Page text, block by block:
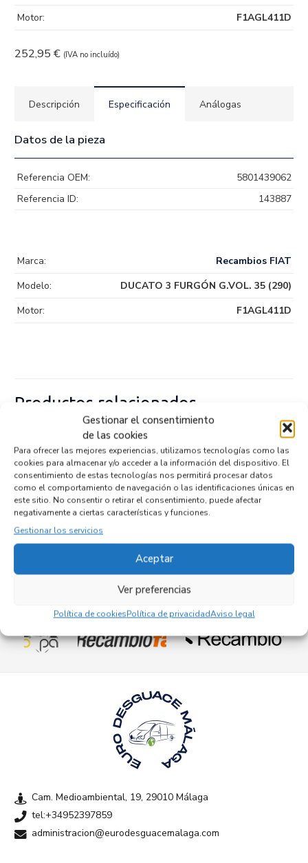
Gestionar el consentimiento
de las cookies
Para ofrecer las mejores experiencias, utilizamos tecnologías como las
cookies para almacenar y/o acceder a la información del dispositivo. El
consentimiento de estas tecnologías nos permitirá procesar datos
como el comportamiento de navegación o las identificaciones únicas en
este sitio. No consentir o retirar el consentimiento, puede afectar
negativamente a ciertas características y funciones.
Gestionar los servicios
Aceptar
Ver preferencias
Política de cookiesPolítica de privacidadAviso legal
252,95 € (IVA no incluído)
Motor:
F1AGL411D
Descripción Especificación Análogas
Datos de la pieza
Referencia OEM:
5801439062
Referencia ID:
143887
Marca:
Recambios FIAT
Modelo:
DUCATO 3 FURGÓN G.VOL. 35 (290)
Motor:
F1AGL411D
Productos relacionados
VALVULA AIRE ADICIONAL 55269482
Recambios FIAT DUCATO 3 FURGÓN G.VOL. 35 (290)
F1AGL411D
Referencia ID:
146082
Referencia OEM: 55269482
27,95 (IVA no incluído)
Cam. Medioambiental, 19, 29010 Málaga
tel:+34952397859
administracion@eurodesguacemalaga.com